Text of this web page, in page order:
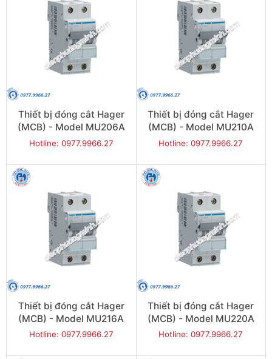
Thiết bị đóng cắt Hager
(MCB) - Model MU206A
Hotline: 0977.9966.27
Thiết bị đóng cắt Hager
(MCB) - Model MU210A
Hotline: 0977.9966.27
Thiết bị đóng cắt Hager
(MCB) - Model MU216A
Hotline: 0977.9966.27
Thiết bị đóng cắt Hager
(MCB) - Model MU220A
Hotline: 0977.9966.27